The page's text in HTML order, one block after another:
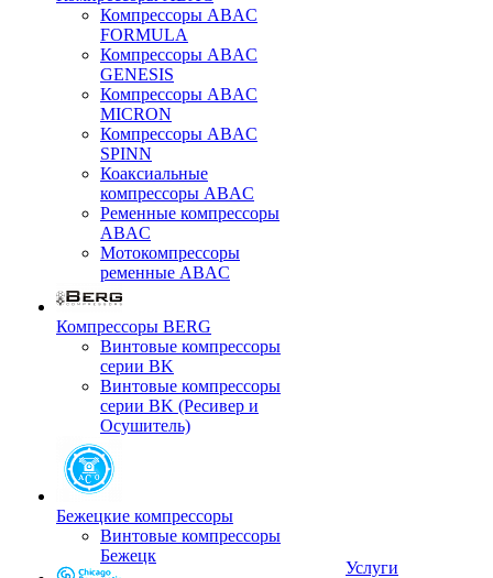
Компрессоры ABAC
FORMULA
Компрессоры ABAC
GENESIS
Компрессоры ABAC
MICRON
Компрессоры ABAC
SPINN
Коаксиальные
компрессоры ABAC
Ременные компрессоры
ABAC
Мотокомпрессоры
ременные ABAC
Компрессоры BERG
Винтовые компрессоры
серии BK
Винтовые компрессоры
серии BK (Ресивер и
Осушитель)
Бежецкие компрессоры
Винтовые компрессоры
Бежецк
Услуги